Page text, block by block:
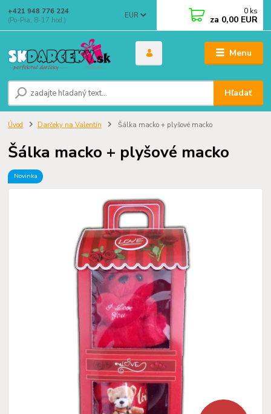
Menu
EUR
Hľadať
+421 948 776 224
(Po-Pia, 8-17 hod.)
0 ks
za 0,00 EUR
Úvod Darčeky na Valentín Šálka macko + plyšové macko
Šálka macko + plyšové macko
Novinka